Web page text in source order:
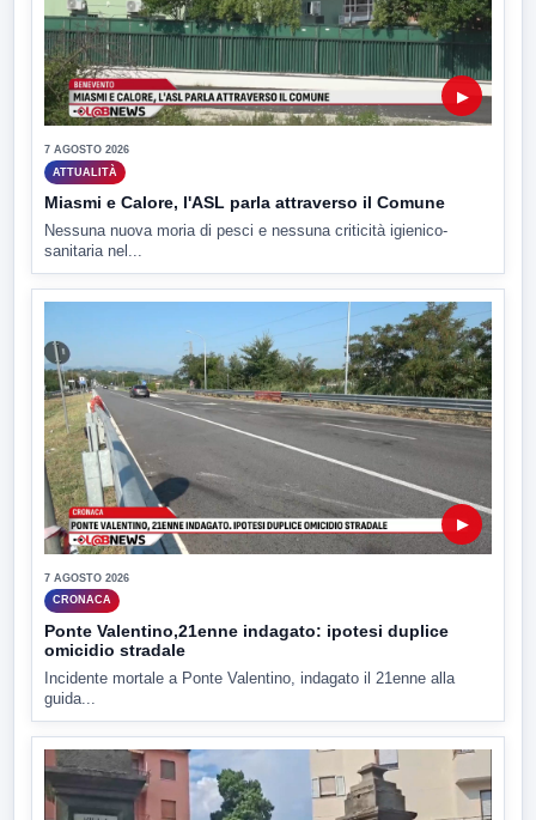
▶
7 AGOSTO 2026
ATTUALITÀ
Miasmi e Calore, l'ASL parla attraverso il Comune
Nessuna nuova moria di pesci e nessuna criticità igienico-
sanitaria nel...
▶
7 AGOSTO 2026
CRONACA
Ponte Valentino,21enne indagato: ipotesi duplice
omicidio stradale
Incidente mortale a Ponte Valentino, indagato il 21enne alla
guida...